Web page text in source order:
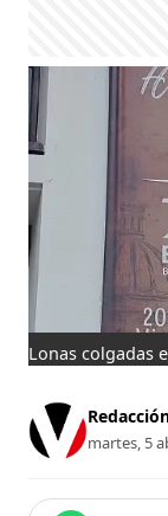
Lonas colgadas
martes, 5